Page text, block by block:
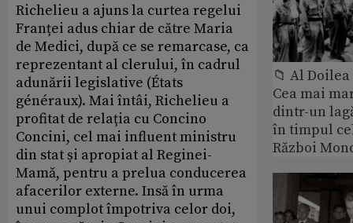
Richelieu a ajuns la curtea regelui
Franței adus chiar de către Maria
de Medici, după ce se remarcase, ca
reprezentant al clerului, în cadrul
adunării legislative (États
généraux). Mai întâi, Richelieu a
profitat de relația cu Concino
Concini, cel mai influent ministru
din stat și apropiat al Reginei-
Mamă, pentru a prelua conducerea
afacerilor externe. Insă în urma
unui complot împotriva celor doi,
📁 Al
Cea mai
dintr-un
în timpul
Război